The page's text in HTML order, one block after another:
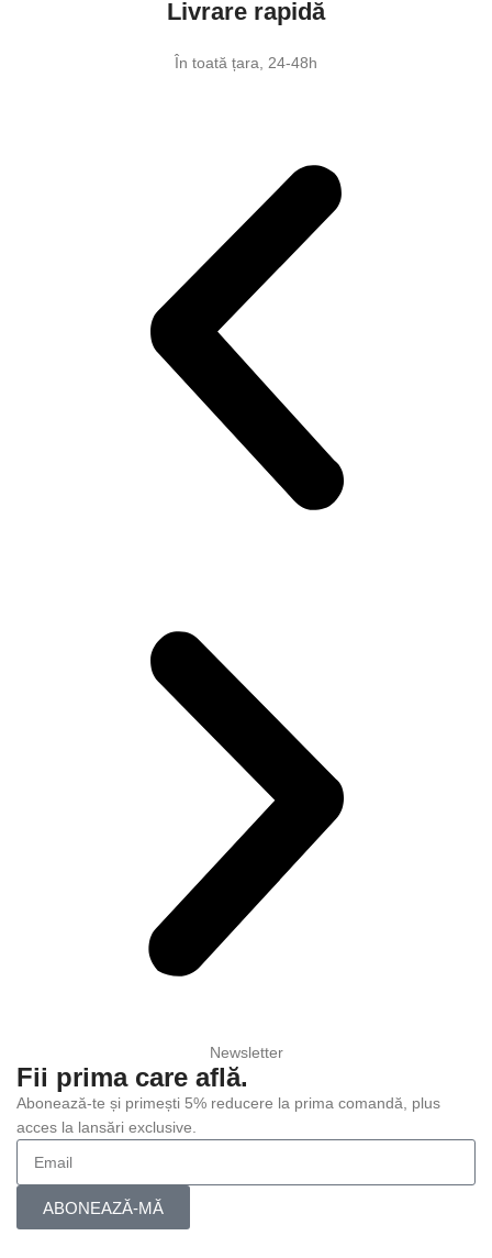
Livrare rapidă
În toată țara, 24-48h
Newsletter
Fii prima care află.
Abonează-te și primești 5% reducere la prima comandă, plus
acces la lansări exclusive.
ABONEAZĂ-MĂ